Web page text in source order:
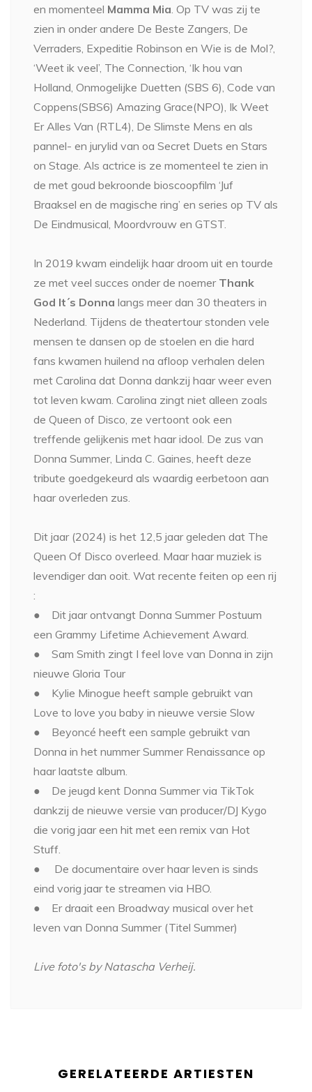
en momenteel Mamma Mia . Op TV was zij te
zien in onder andere De Beste Zangers, De
Verraders, Expeditie Robinson en Wie is de Mol?,
‘Weet ik veel’, The Connection, ‘Ik hou van
Holland, Onmogelijke Duetten (SBS 6), Code van
Coppens(SBS6) Amazing Grace(NPO), Ik Weet
Er Alles Van (RTL4), De Slimste Mens en als
pannel- en jurylid van oa Secret Duets en Stars
on Stage. Als actrice is ze momenteel te zien in
de met goud bekroonde bioscoopfilm ‘Juf
Braaksel en de magische ring’ en series op TV als
De Eindmusical, Moordvrouw en GTST.
In 2019 kwam eindelijk haar droom uit en tourde
ze met veel succes onder de noemer Thank
God It´s Donna langs meer dan 30 theaters in
Nederland. Tijdens de theatertour stonden vele
mensen te dansen op de stoelen en die hard
fans kwamen huilend na afloop verhalen delen
met Carolina dat Donna dankzij haar weer even
tot leven kwam. Carolina zingt niet alleen zoals
de Queen of Disco, ze vertoont ook een
treffende gelijkenis met haar idool. De zus van
Donna Summer, Linda C. Gaines, heeft deze
tribute goedgekeurd als waardig eerbetoon aan
haar overleden zus.
Dit jaar (2024) is het 12,5 jaar geleden dat The
Queen Of Disco overleed. Maar haar muziek is
levendiger dan ooit. Wat recente feiten op een rij
:
● Dit jaar ontvangt Donna Summer Postuum
een Grammy Lifetime Achievement Award.
● Sam Smith zingt I feel love van Donna in zijn
nieuwe Gloria Tour
● Kylie Minogue heeft sample gebruikt van
Love to love you baby in nieuwe versie Slow
● Beyoncé heeft een sample gebruikt van
Donna in het nummer Summer Renaissance op
haar laatste album.
● De jeugd kent Donna Summer via TikTok
dankzij de nieuwe versie van producer/DJ Kygo
die vorig jaar een hit met een remix van Hot
Stuff.
● De documentaire over haar leven is sinds
eind vorig jaar te streamen via HBO.
● Er draait een Broadway musical over het
leven van Donna Summer (Titel Summer)
Live foto's by Natascha Verheij.
GERELATEERDE ARTIESTEN